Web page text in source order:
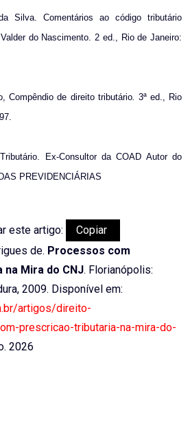
Silva. Comentários ao código tributário
do Nascimento. 2 ed., Rio de Janeiro:
Compêndio de direito tributário. 3ª ed., Rio
Ex-Consultorda COAD Autor do
PREVIDENCIÁRIAS
este artigo:
Copiar
de. Processos com
Mira do CNJ. Florianópolis:
2009. Disponível em:
artigos/direito-
prescricao-tributaria-na-mira-do-
2026